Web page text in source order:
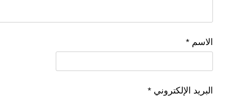
الاسم *
البريد الإلكتروني *